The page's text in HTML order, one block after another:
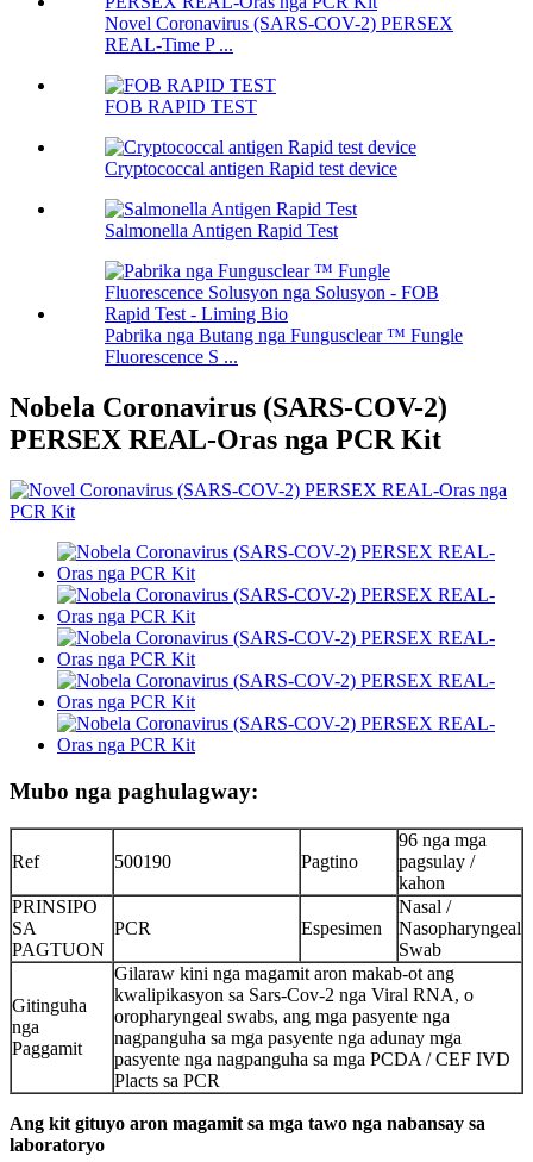
Novel Coronavirus (SARS-COV-2) PERSEX
REAL-Time P ...
FOB RAPID TEST
Cryptococcal antigen Rapid test device
Salmonella Antigen Rapid Test
Pabrika nga Butang nga Fungusclear ™ Fungle
Fluorescence S ...
Nobela Coronavirus (SARS-COV-2)
PERSEX REAL-Oras nga PCR Kit
Mubo nga paghulagway:
Ref 500190 Pagtino
96 nga mga
pagsulay /
kahon
PRINSIPO
SA
PAGTUON
PCR Espesimen
Nasal /
Nasopharyngeal
Swab
Gitinguha
nga
Paggamit
Gilaraw kini nga magamit aron makab-ot ang
kwalipikasyon sa Sars-Cov-2 nga Viral RNA, o
oropharyngeal swabs, ang mga pasyente nga
nagpanguha sa mga pasyente nga adunay mga
pasyente nga nagpanguha sa mga PCDA / CEF IVD
Placts sa PCR
Ang kit gituyo aron magamit sa mga tawo nga nabansay sa
laboratoryo